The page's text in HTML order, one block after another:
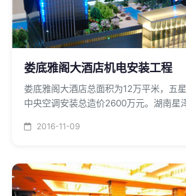
娄底雅阁大酒店机电安装工程
娄底雅阁大酒店总面积为12万平米，五星
中央空调安装总造价2600万元。湖南星
2016-11-09